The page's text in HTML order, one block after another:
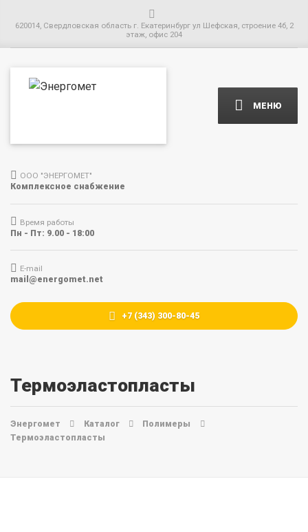
620014, Свердловская область г. Екатеринбург ул Шефская, строение 4б, 2
этаж, офис 204
МЕНЮ
ООО "ЭНЕРГОМЕТ"
Комплексное снабжение
Время работы
Пн - Пт: 9.00 - 18:00
E-mail
mail@energomet.net
+7 (343) 300-80-45
Термоэластопласты
Энергомет Каталог
Полимеры
Термоэластопласты